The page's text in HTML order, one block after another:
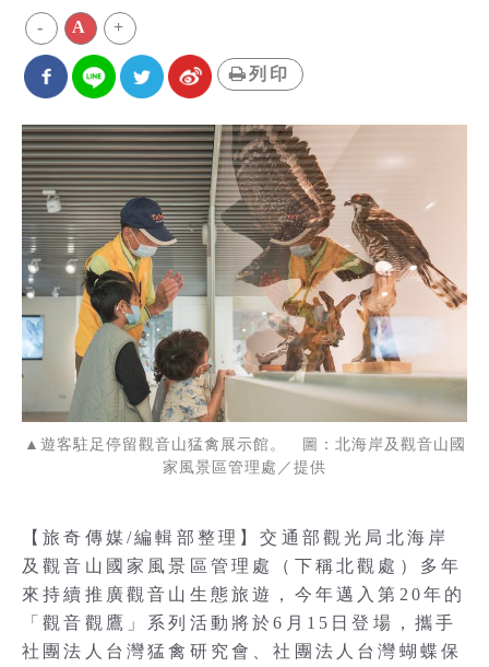
- A +
列印
▲遊客駐足停留觀音山猛禽展示館。 圖：北海岸及觀音山國
家風景區管理處／提供
【旅奇傳媒/編輯部整理】交通部觀光局北海岸
及觀音山國家風景區管理處（下稱北觀處）多年
來持續推廣觀音山生態旅遊，今年邁入第20年的
「觀音觀鷹」系列活動將於6月15日登場，攜手
社團法人台灣猛禽研究會、社團法人台灣蝴蝶保